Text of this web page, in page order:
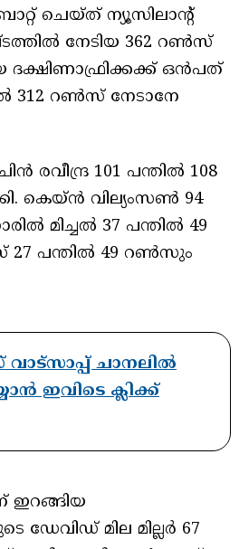
ചെയ്ത് ന്യൂസിലാന്റ്
നേടിയ 362 റൺസ്
ദക്ഷിണാഫ്രിക്കക്ക് ഒൻപത്
312 റൺസ് നേടാനേ
രവീന്ദ്ര 101 പന്തിൽ 108
കെയ്ൻ വില്യംസൺ 94
മിച്ചൽ 37 പന്തിൽ 49
27 പന്തിൽ 49 റൺസും
വാട്സാപ്പ് ചാനലിൽ
ഇവിടെ ക്ലിക്ക്
ഇറങ്ങിയ
ഡേവിഡ് മില മില്ലർ 67